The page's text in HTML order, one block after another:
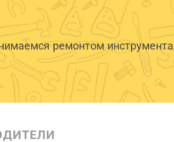
ремонтом